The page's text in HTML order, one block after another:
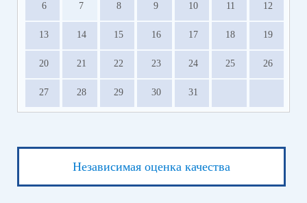
6 7 8 9 10 11 12
13 14 15 16 17 18 19
20 21 22 23 24 25 26
27 28 29 30 31
Независимая оценка качества